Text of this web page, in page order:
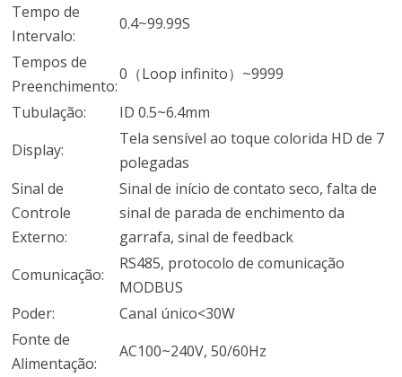
Tempo de
Intervalo:
0.4~99.99S
Tempos de
Preenchimento:
0（Loop infinito）~9999
Tubulação:
ID 0.5~6.4mm
Display:
Tela sensível ao toque colorida HD de 7
polegadas
Sinal de
Controle
Externo:
Sinal de início de contato seco, falta de
sinal de parada de enchimento da
garrafa, sinal de feedback
Comunicação:
RS485, protocolo de comunicação
MODBUS
Poder:
Canal único<30W
Fonte de
Alimentação:
AC100~240V, 50/60Hz